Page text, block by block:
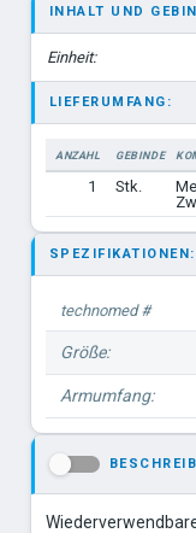
INHALT UND
Einheit:
LIEFERUMFANG:
ANZAHL GEBINDE
1
Stk.
SPEZIFIKATIONEN:
technomed #
Größe:
Armumfang: